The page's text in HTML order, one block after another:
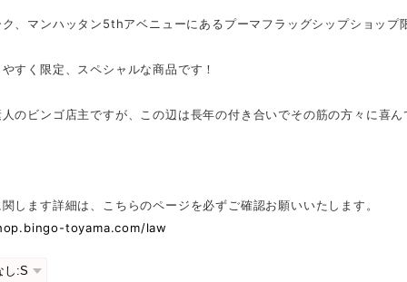
、マンハッタン5thアベニューにあるプーマフラッグシップショップ
すく限定、スペシャルな商品です！
のビンゴ店主ですが、この辺は長年の付き合いでその筋の方々に喜
します詳細は、こちらのページを必ずご確認お願いいたします。
toyama.com/law